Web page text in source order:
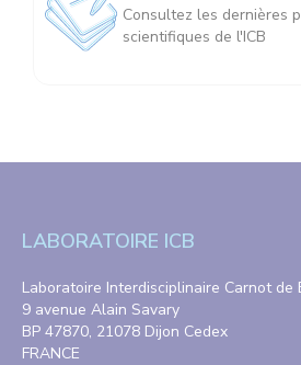
Consultez les dernières
scientifiques de l'ICB
LABORATOIRE ICB
Laboratoire Interdisciplinaire Carnot de
9 avenue Alain Savary
BP 47870, 21078 Dijon Cedex
FRANCE